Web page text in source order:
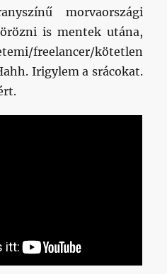
morvaországi
is mentek utána,
freelancer/kötetlen
Irigylem a srácokat.